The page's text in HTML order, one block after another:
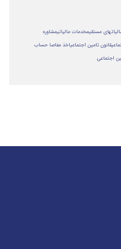
مستقیمخدمات مالیاتیمشاوره
قانون تامین اجتماعیاخذ مفاصا حساب
اجتماعی